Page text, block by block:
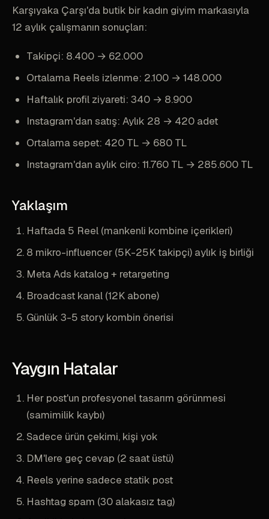
Karşıyaka Çarşı'da butik bir kadın giyim markasıyla
12 aylık çalışmanın sonuçları:
Takipçi: 8.400 → 62.000
Ortalama Reels izlenme: 2.100 → 148.000
Haftalık profil ziyareti: 340 → 8.900
Instagram'dan satış: Aylık 28 → 420 adet
Ortalama sepet: 420 TL → 680 TL
Instagram'dan aylık ciro: 11.760 TL → 285.600 TL
Yaklaşım
Haftada 5 Reel (mankenli kombine içerikleri)
8 mikro-influencer (5K-25K takipçi) aylık iş birliği
Meta Ads katalog + retargeting
Broadcast kanal (12K abone)
Günlük 3-5 story kombin önerisi
Yaygın Hatalar
Her post'un profesyonel tasarım görünmesi
(samimilik kaybı)
Sadece ürün çekimi, kişi yok
DM'lere geç cevap (2 saat üstü)
Reels yerine sadece statik post
Hashtag spam (30 alakasız tag)